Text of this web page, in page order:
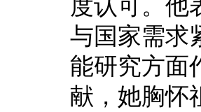
度认可。他
与国家需求
能研究方面
献，她胸怀